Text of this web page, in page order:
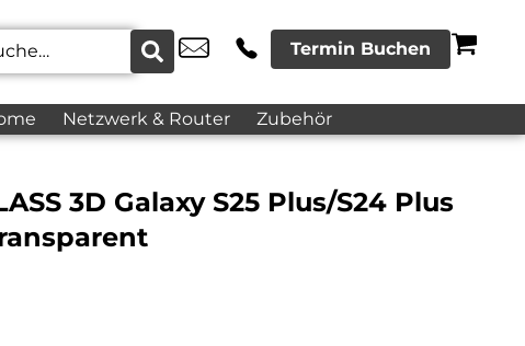
Termin Buchen
Netzwerk & Router Zubehör
3D Galaxy S25 Plus/S24 Plus